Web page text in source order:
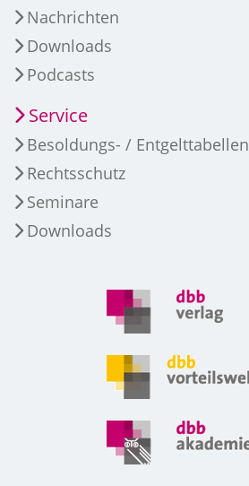
Nachrichten
Downloads
Podcasts
Service
Besoldungs- / Entgelttabellen
Rechtsschutz
Seminare
Downloads